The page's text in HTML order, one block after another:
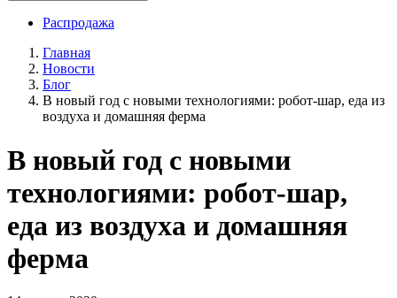
Распродажа
Главная
Новости
Блог
В новый год с новыми технологиями: робот-шар, еда из
воздуха и домашняя ферма
В новый год с новыми
технологиями: робот-шар,
еда из воздуха и домашняя
ферма